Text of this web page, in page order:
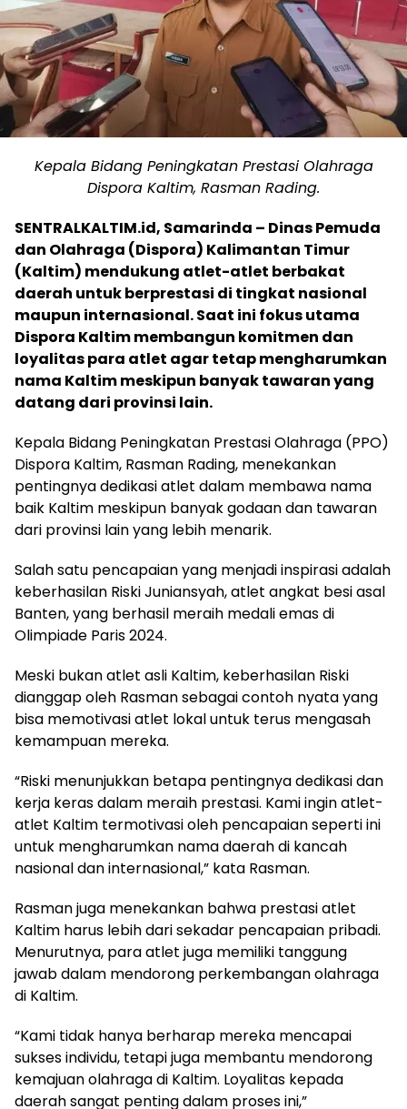
Kepala Bidang Peningkatan Prestasi Olahraga
Dispora Kaltim, Rasman Rading.
SENTRALKALTIM.id, Samarinda – Dinas Pemuda
dan Olahraga (Dispora) Kalimantan Timur
(Kaltim) mendukung atlet-atlet berbakat
daerah untuk berprestasi di tingkat nasional
maupun internasional. Saat ini fokus utama
Dispora Kaltim membangun komitmen dan
loyalitas para atlet agar tetap mengharumkan
nama Kaltim meskipun banyak tawaran yang
datang dari provinsi lain.
Kepala Bidang Peningkatan Prestasi Olahraga (PPO)
Dispora Kaltim, Rasman Rading, menekankan
pentingnya dedikasi atlet dalam membawa nama
baik Kaltim meskipun banyak godaan dan tawaran
dari provinsi lain yang lebih menarik.
Salah satu pencapaian yang menjadi inspirasi adalah
keberhasilan Riski Juniansyah, atlet angkat besi asal
Banten, yang berhasil meraih medali emas di
Olimpiade Paris 2024.
Meski bukan atlet asli Kaltim, keberhasilan Riski
dianggap oleh Rasman sebagai contoh nyata yang
bisa memotivasi atlet lokal untuk terus mengasah
kemampuan mereka.
“Riski menunjukkan betapa pentingnya dedikasi dan
kerja keras dalam meraih prestasi. Kami ingin atlet-
atlet Kaltim termotivasi oleh pencapaian seperti ini
untuk mengharumkan nama daerah di kancah
nasional dan internasional,” kata Rasman.
Rasman juga menekankan bahwa prestasi atlet
Kaltim harus lebih dari sekadar pencapaian pribadi.
Menurutnya, para atlet juga memiliki tanggung
jawab dalam mendorong perkembangan olahraga
di Kaltim.
“Kami tidak hanya berharap mereka mencapai
sukses individu, tetapi juga membantu mendorong
kemajuan olahraga di Kaltim. Loyalitas kepada
daerah sangat penting dalam proses ini,”